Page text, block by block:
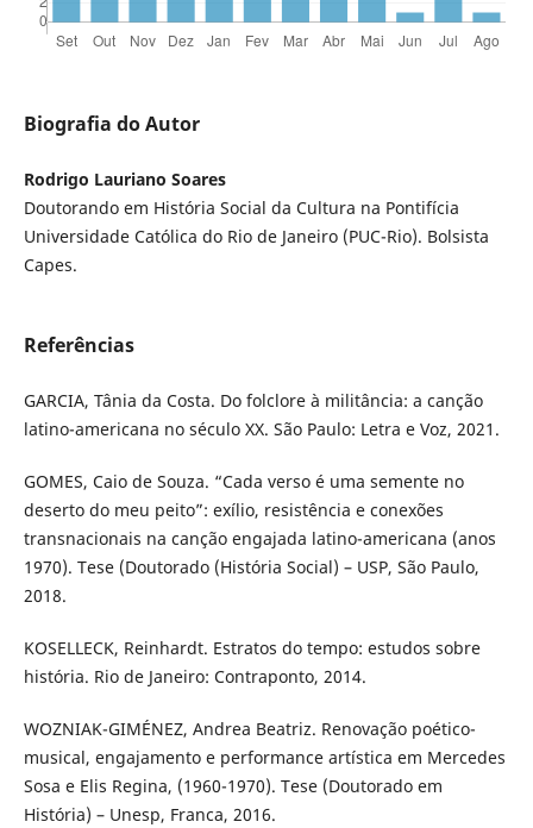
Biografia do Autor
Rodrigo Lauriano Soares
Doutorando em História Social da Cultura na Pontifícia
Universidade Católica do Rio de Janeiro (PUC-Rio). Bolsista
Capes.
Referências
GARCIA, Tânia da Costa. Do folclore à militância: a canção
latino-americana no século XX. São Paulo: Letra e Voz, 2021.
GOMES, Caio de Souza. “Cada verso é uma semente no
deserto do meu peito”: exílio, resistência e conexões
transnacionais na canção engajada latino-americana (anos
1970). Tese (Doutorado (História Social) – USP, São Paulo,
2018.
KOSELLECK, Reinhardt. Estratos do tempo: estudos sobre
história. Rio de Janeiro: Contraponto, 2014.
WOZNIAK-GIMÉNEZ, Andrea Beatriz. Renovação poético-
musical, engajamento e performance artística em Mercedes
Sosa e Elis Regina, (1960-1970). Tese (Doutorado em
História) – Unesp, Franca, 2016.